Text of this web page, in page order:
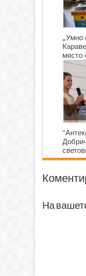
„Умно
място
На